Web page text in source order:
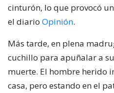
cinturón, lo que provocó
el diario Opinión.
Más tarde, en plena
cuchillo para apuñalar a
muerte. El hombre herido
casa, pero estando en el